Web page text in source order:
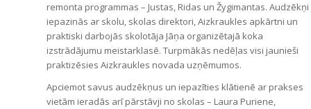
remonta programmas – Justas, Ridas un Žygimantas. Audzēkņi
iepazinās ar skolu, skolas direktori, Aizkraukles apkārtni un
praktiski darbojās skolotāja Jāņa organizētajā koka
izstrādājumu meistarklasē. Turpmākās nedēļas visi jaunieši
praktizēsies Aizkraukles novada uzņēmumos.
Apciemot savus audzēkņus un iepazīties klātienē ar prakses
vietām ieradās arī pārstāvji no skolas – Laura Puriene,